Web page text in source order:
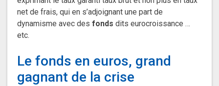
net de frais, qui en s’adjoignant une part de
dynamisme avec des fonds dits eurocroissance …
etc.
Le fonds en euros, grand
gagnant de la crise